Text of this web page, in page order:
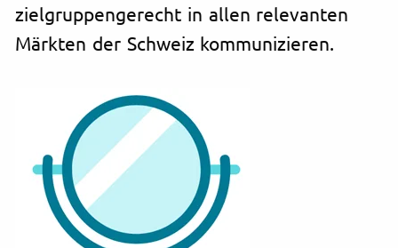
zielgruppengerecht in allen relevanten
Märkten der Schweiz kommunizieren.